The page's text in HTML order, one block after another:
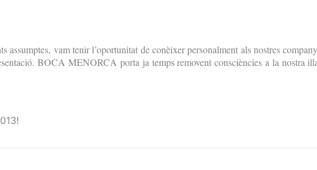
assumptes, vam tenir l’oportunitat de conèixer personalment als nostres
BOCA MENORCA porta ja temps removent consciències a la nostra